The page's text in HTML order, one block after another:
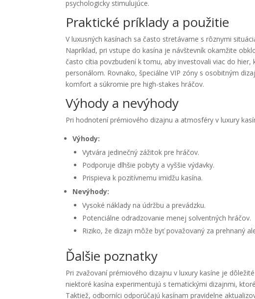
psychologicky stimulujúce.
Praktické príklady a použitie
V luxusných kasínach sa často stretávame s rôznymi
Napríklad, pri vstupe do kasína je návštevník okamžite
často cítia povzbudení k tomu, aby investovali viac do
personálom. Rovnako, špeciálne VIP zóny s osobitným
komfort a súkromie pre high-stakes hráčov.
Výhody a nevýhody
Pri hodnotení prémiového dizajnu a atmosféry v luxury
Výhody:
Vytvára jedinečný zážitok pre hráčov.
Podporuje dlhšie pobyty a vyššie výdavky.
Prispieva k pozitívnemu imidžu kasína.
Nevýhody:
Vysoké náklady na údržbu a prevádzku.
Potenciálne odradzovanie menej solventných hráčov.
Riziko, že dizajn môže byť považovaný za prehnaný
Ďalšie poznatky
Pri zvažovaní prémiového dizajnu v luxury kasíne je
niektoré kasína experimentujú s tematickými dizajnmi,
Taktiež, odborníci odporúčajú kasínam pravidelne